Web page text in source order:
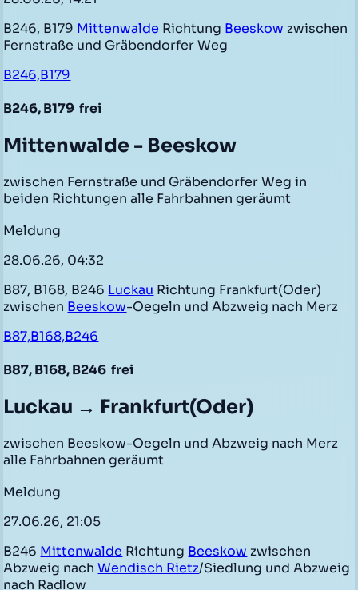
B246, B179 Mittenwalde Richtung Beeskow zwischen
Fernstraße und Gräbendorfer Weg
B246,B179
B246, B179 frei
Mittenwalde - Beeskow
zwischen Fernstraße und Gräbendorfer Weg in
beiden Richtungen alle Fahrbahnen geräumt
Meldung
28.06.26, 04:32
B87, B168, B246 Luckau Richtung Frankfurt(Oder)
zwischen Beeskow-Oegeln und Abzweig nach Merz
B87,B168,B246
B87, B168, B246 frei
Luckau → Frankfurt(Oder)
zwischen Beeskow-Oegeln und Abzweig nach Merz
alle Fahrbahnen geräumt
Meldung
27.06.26, 21:05
B246 Mittenwalde Richtung Beeskow zwischen
Abzweig nachWendisch Rietz/Siedlung und Abzweig
nach Radlow